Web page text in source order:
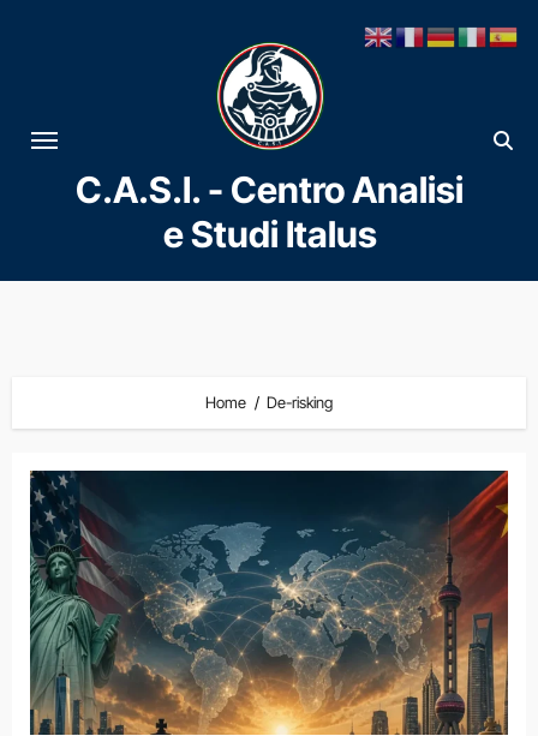
al
contenuto
C.A.S.I. - Centro Analisi
e Studi Italus
Home De-risking